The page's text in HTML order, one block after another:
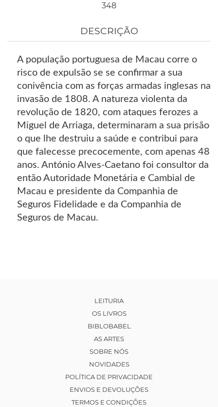
348
DESCRIÇÃO
A população portuguesa de Macau corre o
risco de expulsão se se confirmar a sua
conivência com as forças armadas inglesas na
invasão de 1808. A natureza violenta da
revolução de 1820, com ataques ferozes a
Miguel de Arriaga, determinaram a sua prisão
o que lhe destruiu a saúde e contribui para
que falecesse precocemente, com apenas 48
anos. António Alves-Caetano foi consultor da
então Autoridade Monetária e Cambial de
Macau e presidente da Companhia de
Seguros Fidelidade e da Companhia de
Seguros de Macau.
LEITURIA
OS LIVROS
BIBLOBABEL
AS ARTES
SOBRE NÓS
NOVIDADES
POLÍTICA DE PRIVACIDADE
ENVIOS E DEVOLUÇÕES
TERMOS E CONDIÇÕES